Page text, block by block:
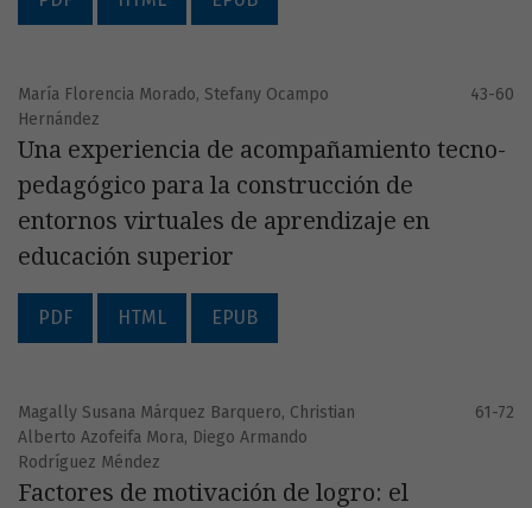
María Florencia Morado, Stefany Ocampo
Hernández
43-60
Una experiencia de acompañamiento tecno-
pedagógico para la construcción de
entornos virtuales de aprendizaje en
educación superior
PDF HTML EPUB
Magally Susana Márquez Barquero, Christian
Alberto Azofeifa Mora, Diego Armando
Rodríguez Méndez
61-72
Factores de motivación de logro: el